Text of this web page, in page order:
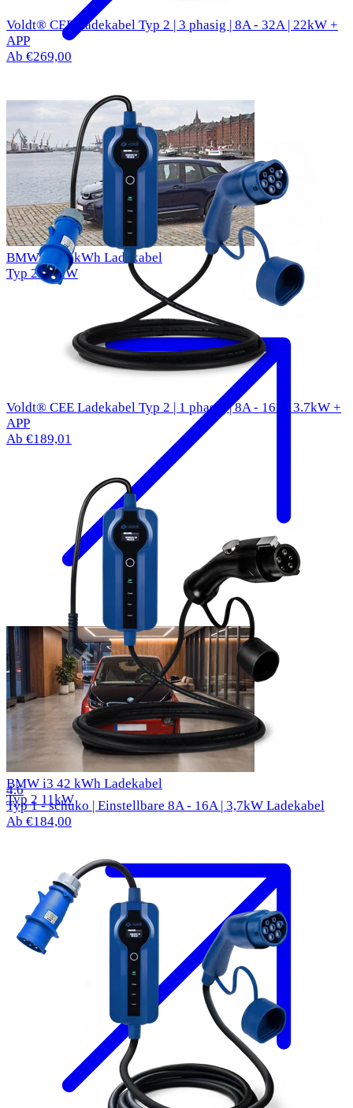
BMW i3 22 kWh Ladekabel
Typ 27.4kW
BMW i3 42 kWh Ladekabel
Typ 2 11kW
Voldt® CEE Ladekabel Typ 2 | 3 phasig | 8A - 32A | 22kW +
APP
Ab €269,00
Voldt® CEE Ladekabel Typ 2 | 1 phasig | 8A - 16A | 3.7kW +
APP
Ab €189,01
4.661 reviews
Typ 1 - schuko | Einstellbare 8A - 16A | 3,7kW Ladekabel
Ab €184,00